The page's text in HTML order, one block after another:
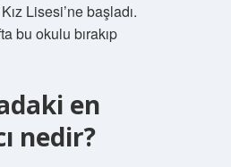
Lisesi’ne başladı.
bu okulu bırakıp
en
nedir?